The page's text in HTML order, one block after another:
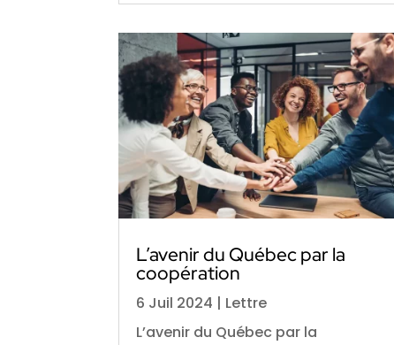
L’avenir du Québec par la
coopération
6 Juil 2024 | Lettre
L’avenir du Québec par la